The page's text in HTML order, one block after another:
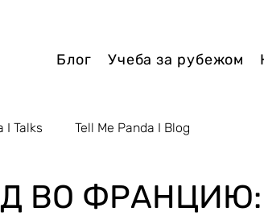
Блог Учеба за рубежом
I Talks Tell Me Panda I Blog
ВО